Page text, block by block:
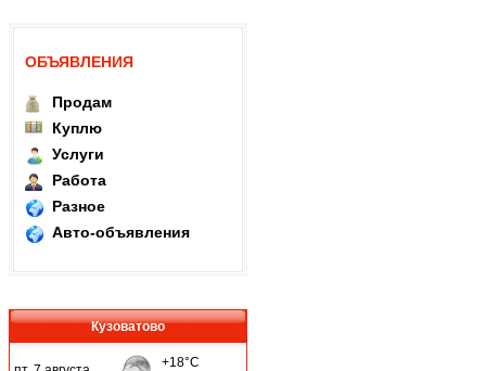
ОБЪЯВЛЕНИЯ
Продам
Куплю
Услуги
Работа
Разное
Авто-объявления
Кузоватово